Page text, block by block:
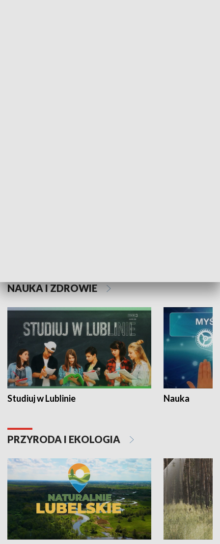
NAUKA I ZDROWIE
Studiuj w Lublinie Nauka
PRZYRODA I EKOLOGIA